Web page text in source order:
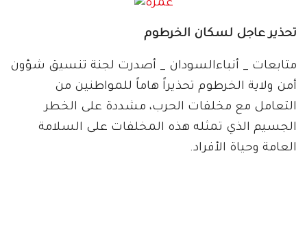
تحذير عاجل لسكان الخرطوم
متابعات _ أنباءالسودان _ أصدرت لجنة تنسيق شؤون
أمن ولاية الخرطوم تحذيراً هاماً للمواطنين من
التعامل مع مخلفات الحرب، مشددة على الخطر
الجسيم الذي تمثله هذه المخلفات على السلامة
العامة وحياة الأفراد.